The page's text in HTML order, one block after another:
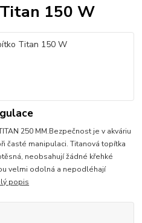
150 W
250 MM.Bezpečnost je v akváriu
časté manipulaci. Titanová topítka
neobsahují žádné křehké
velmi odolná a nepodléhají
popis